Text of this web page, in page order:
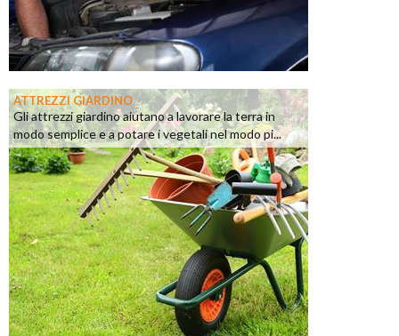
ATTREZZI GIARDINO
Gli attrezzi giardino aiutano a lavorare la terra in
modo semplice e a potare i vegetali nel modo pi...